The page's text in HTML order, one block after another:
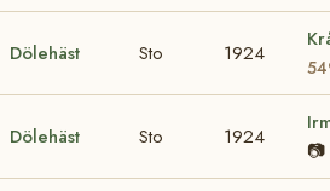
Dölehäst Sto 1924
Dölehäst Sto 1924
📷